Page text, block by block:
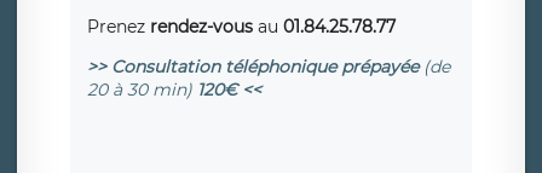
Prenez rendez-vous au 01.84.25.78.77
>> Consultation téléphonique prépayée (de
20 à 30 min) 120€ <<